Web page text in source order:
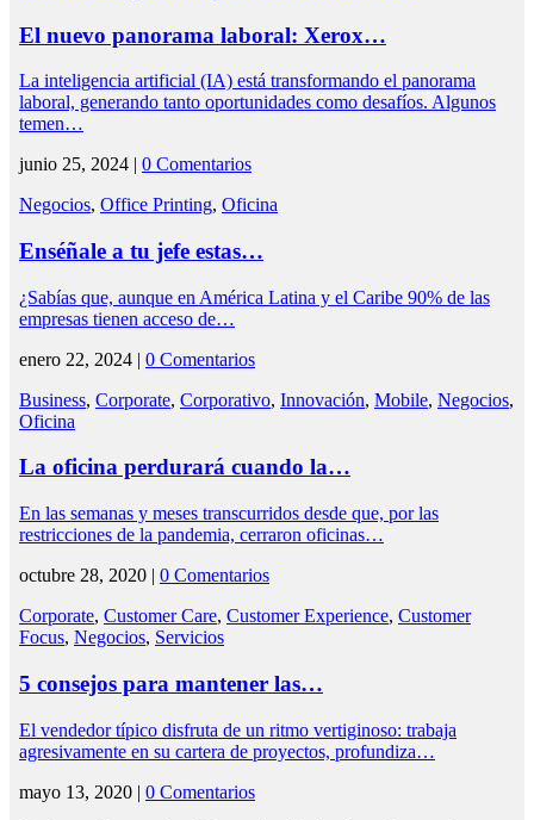
El nuevo panorama laboral: Xerox…
La inteligencia artificial (IA) está transformando el panorama
laboral, generando tanto oportunidades como desafíos. Algunos
temen…
junio 25, 2024 | 0 Comentarios
Negocios, Office Printing, Oficina
Enséñale a tu jefe estas…
¿Sabías que, aunque en América Latina y el Caribe 90% de las
empresas tienen acceso de…
enero 22, 2024 | 0 Comentarios
Business, Corporate, Corporativo, Innovación, Mobile, Negocios,
Oficina
La oficina perdurará cuando la…
En las semanas y meses transcurridos desde que, por las
restricciones de la pandemia, cerraron oficinas…
octubre 28, 2020 | 0 Comentarios
Corporate, Customer Care, Customer Experience, Customer
Focus, Negocios, Servicios
5 consejos para mantener las…
El vendedor típico disfruta de un ritmo vertiginoso: trabaja
agresivamente en su cartera de proyectos, profundiza…
mayo 13, 2020 | 0 Comentarios